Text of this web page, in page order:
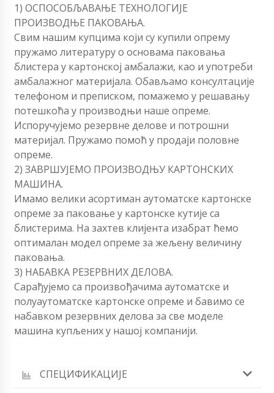
1) ОСПОСОБЉАВАЊЕ ТЕХНОЛОГИЈЕ
ПРОИЗВОДЊЕ ПАКОВАЊА.
Свим нашим купцима који су купили опрему
пружамо литературу о основама паковања
блистера у картонској амбалажи, као и употреби
амбалажног материјала. Обављамо консултације
телефоном и преписком, помажемо у решавању
потешкоћа у производњи наше опреме.
Испоручујемо резервне делове и потрошни
материјал. Пружамо помоћ у продаји половне
опреме.
2) ЗАВРШУЈЕМО ПРОИЗВОДЊУ КАРТОНСКИХ
МАШИНА.
Имамо велики асортиман аутоматске картонске
опреме за паковање у картонске кутије са
блистерима. На захтев клијента изабрат ћемо
оптималан модел опреме за жељену величину
паковања.
3) НАБАВКА РЕЗЕРВНИХ ДЕЛОВА.
Сарађујемо са произвођачима аутоматске и
полуаутоматске картонске опреме и бавимо се
набавком резервних делова за све моделе
машина купљених у нашој компанији.
СПЕЦИФИКАЦИЈЕ